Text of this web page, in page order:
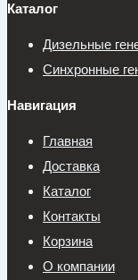
Каталог
Дизельные
Синхронные
Навигация
Главная
Доставка
Каталог
Контакты
Корзина
О компании